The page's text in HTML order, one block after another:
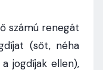
számú renegát
(sőt, néha
jogdíjak ellen),